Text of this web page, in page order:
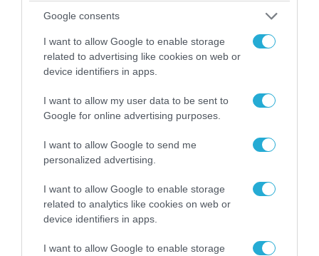
Google consents
I want to allow Google to enable storage
related to advertising like cookies on web or
device identifiers in apps.
I want to allow my user data to be sent to
Google for online advertising purposes.
I want to allow Google to send me
personalized advertising.
I want to allow Google to enable storage
related to analytics like cookies on web or
device identifiers in apps.
I want to allow Google to enable storage
08.08.2026 | 09:02
«Η απόλυτη τραγωδία»: Η «αιχμηρή» ανάρτηση